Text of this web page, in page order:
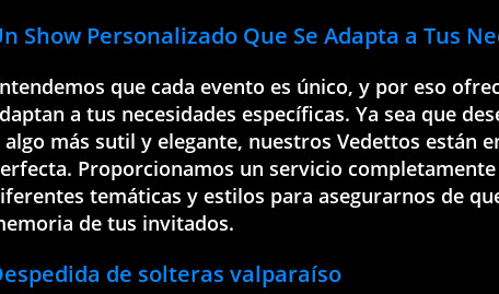
Show Personalizado Que Se Adapta a Tus
que cada evento es único, y por eso
a tus necesidades específicas. Ya sea que
algo más sutil y elegante, nuestros Vedettos están
Proporcionamos un servicio
temáticas y estilos para asegurarnos de
de tus invitados.
de solteras valparaíso